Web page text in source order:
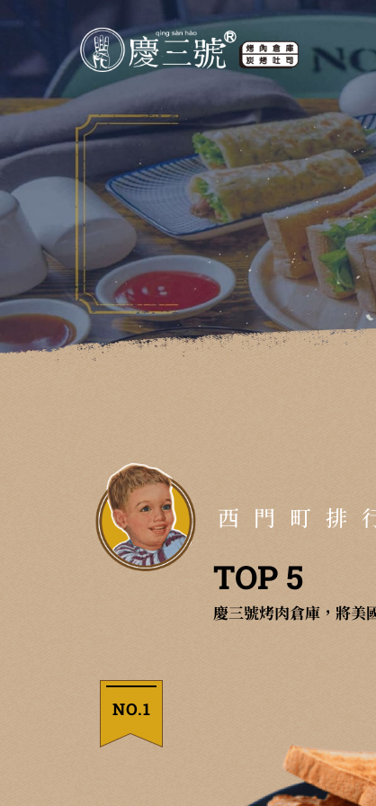
慶三號倉庫烤肉早午餐
西門町排
TOP 5
慶三號烤肉倉庫，將美
NO.1